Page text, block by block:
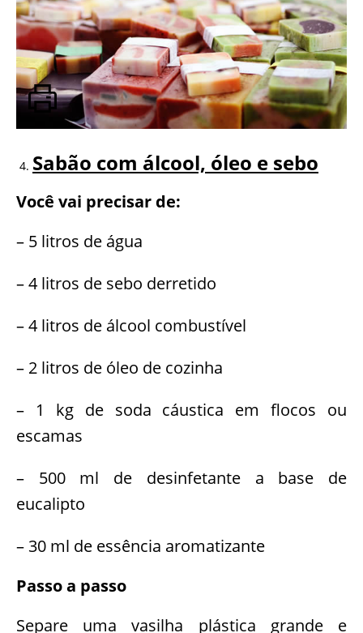
Sabão com álcool, óleo e sebo
Você vai precisar de:
– 5 litros de água
– 4 litros de sebo derretido
– 4 litros de álcool combustível
– 2 litros de óleo de cozinha
– 1 kg de soda cáustica em flocos ou
escamas
– 500 ml de desinfetante a base de
eucalipto
– 30 ml de essência aromatizante
Passo a passo
Separe uma vasilha plástica grande e